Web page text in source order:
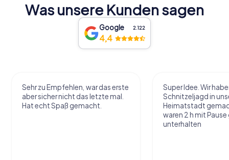
Was unsere Kunden sagen
Google 2.122
4,4
Sehr zu Empfehlen, war das erste
aber sicher nicht das letzte mal.
Hat echt Spaß gemacht.
Super Idee. Wir
Schnitzeljagd in
Heimatstadt
waren 2 h mit
unterhalten